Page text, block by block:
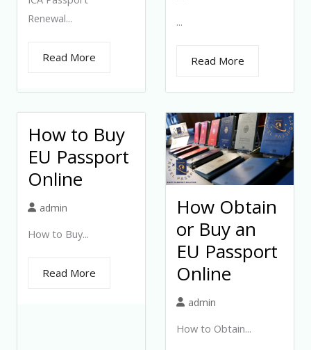
Renewal...
Read More
...
Read More
How to Buy
EU Passport
Online
admin
How to Buy...
Read More
How Obtain
or Buy an
EU Passport
Online
admin
How to Obtain...